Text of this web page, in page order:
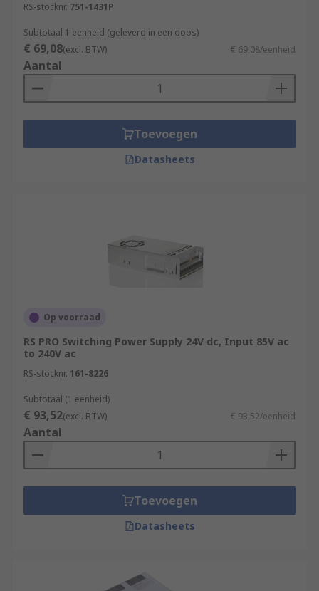
RS-stocknr. 751-1431P
Subtotaal 1 eenheid (geleverd in een doos)
€ 69,08(excl. BTW) € 69,08/eenheid
Aantal
Toevoegen
Datasheets
Op voorraad
RS PRO Switching Power Supply 24V dc, Input 85V ac
to 240V ac
RS-stocknr. 161-8226
Subtotaal (1 eenheid)
€ 93,52(excl. BTW) € 93,52/eenheid
Aantal
Toevoegen
Datasheets